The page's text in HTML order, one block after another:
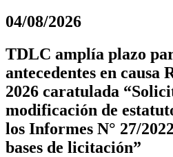
04/08/2026
TDLC amplía plazo
antecedentes en causa
2026 caratulada
modificación de
los Informes N° 27/
bases de licitación”